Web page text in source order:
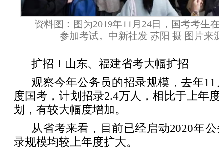
资料图：图为2019年11月24日，国考考生
参加考试。中新社发 苏阳 摄 图片来
扩招！山东、福建省考大幅扩招
观察今年公务员的招录规模，去年
度国考，计划招录2.4万人，相比于上年
划，有较大幅度增加。
从省考来看，目前已经启动2020年
录规模均较上年度扩大。